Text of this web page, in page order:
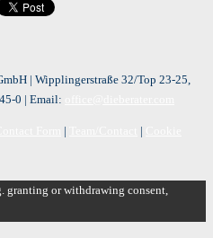
| Wipplingerstraße 32/Top 23-25,
0 | Email:
| |
granting or withdrawing consent,